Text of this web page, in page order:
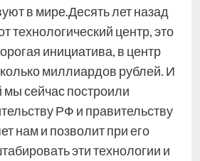
в мире.Десять лет назад
технологический центр, это
инициатива, в центр
миллиардов рублей. И
мы сейчас построили
РФ и правительству
нам и позволит при его
эти технологии и